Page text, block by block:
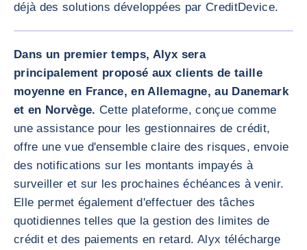
déjà des solutions développées par CreditDevice.
Dans un premier temps, Alyx sera
principalement proposé aux clients de taille
moyenne en France, en Allemagne, au Danemark
et en Norvège.Cette plateforme, conçue comme
une assistance pour les gestionnaires de crédit,
offre une vue d'ensemble claire des risques, envoie
des notifications sur les montants impayés à
surveiller et sur les prochaines échéances à venir.
Elle permet également d'effectuer des tâches
quotidiennes telles que la gestion des limites de
crédit et des paiements en retard. Alyx télécharge